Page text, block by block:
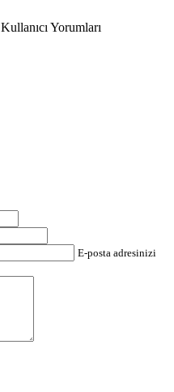
Yorumları
E-posta adresinizi